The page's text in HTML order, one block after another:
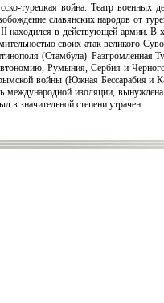
турецкая война. Театр военных
славянских народов от
находился в действующей армии. В
своих атак великого
(Стамбула). Разгромленная
Румыния, Сербия и
войны (Южная Бессарабия и
изоляции,
в значительной степени утрачен.